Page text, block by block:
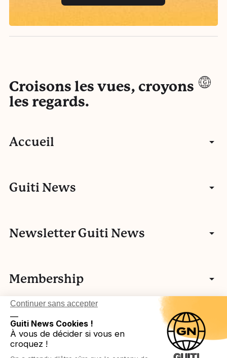
Croisons les vues, croyons
les regards.
Accueil
Articles
Portfolios
Podcasts
Agenda
Guiti News
Communauté
Fake news
Vos idées
Cartographie des membres associatifs
L’histoire de Guiti
L’équipe Guiti News
Nos autres activités
Ressources pédagogiques
Réseau européen
Newsletter Guiti News
Membership
Login in
Devenir membre
Légal
Continuer sans accepter
Guiti News Cookies !
À vous de décider si vous en
croquez !